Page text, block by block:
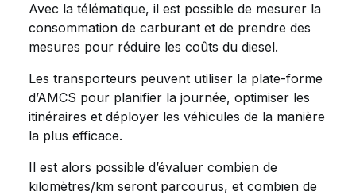
Avec la télématique, il est possible de mesurer la
consommation de carburant et de prendre des
mesures pour réduire les coûts du diesel.
Les transporteurs peuvent utiliser la plate-forme
d’AMCS pour planifier la journée, optimiser les
itinéraires et déployer les véhicules de la manière
la plus efficace.
Il est alors possible d’évaluer combien de
kilomètres/km seront parcourus, et combien de